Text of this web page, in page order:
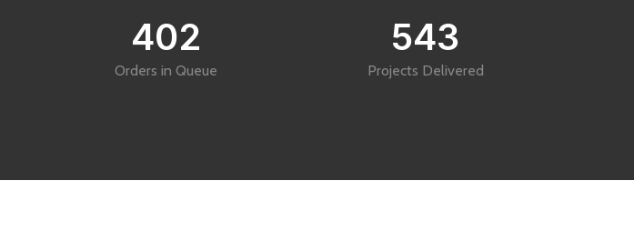
402
Orders in Queue
543
Projects Delivered